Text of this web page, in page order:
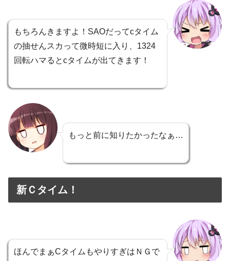
もちろんきますよ！SAOだってcタイム
の抽せんスカって微時短に入り、1324
回転ハマるとcタイムが出てきます！
もっと前に知りたかったなぁ…
新Ｃタイム！
ほんでまぁCタイムもやりすぎはＮＧで